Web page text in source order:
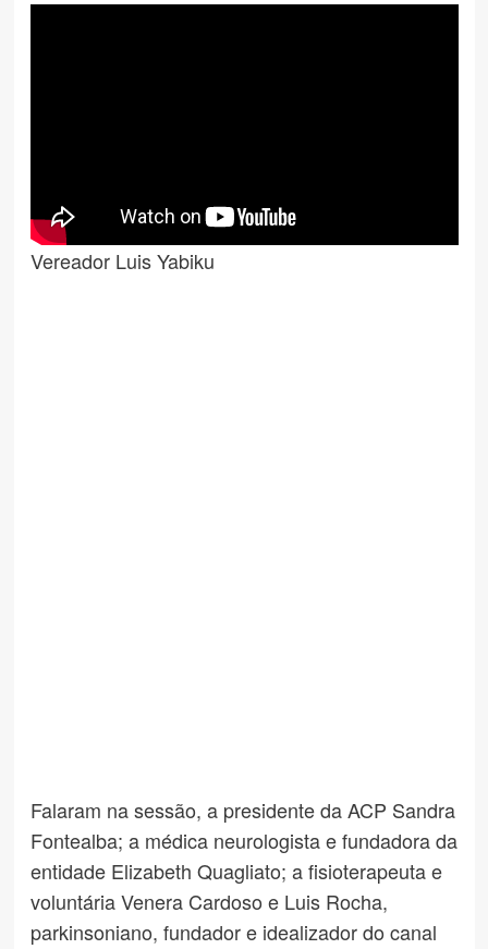
Vereador Luis Yabiku
Falaram na sessão, a presidente da ACP Sandra
Fontealba; a médica neurologista e fundadora da
entidade Elizabeth Quagliato; a fisioterapeuta e
voluntária Venera Cardoso e Luis Rocha,
parkinsoniano, fundador e idealizador do canal